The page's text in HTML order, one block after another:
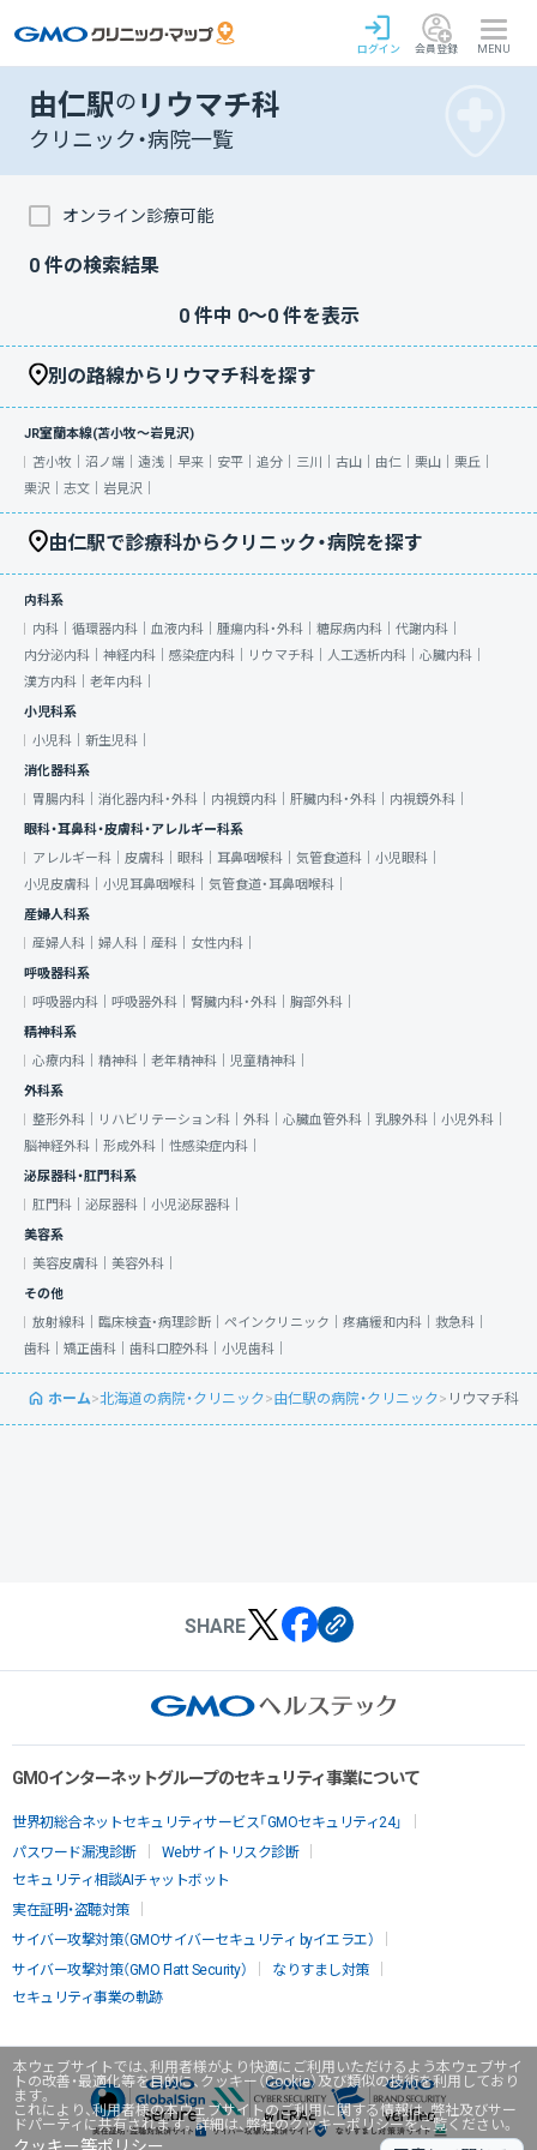
本ウェブサイトでは、利用者様がより快適にご利用いただけるよう本ウェブサイ
トの改善・最適化等を目的に、クッキー（Cookie）及び類似の技術を利用しており
ます。
これにより、利用者様の本ウェブサイトのご利用に関する情報は、弊社及びサー
ドパーティに共有されます。詳細は、弊社のクッキーポリシーをご覧ください。
ログイン 会員登録 MENU
由仁駅の リウマチ科
クリニック・病院一覧
オンライン診療可能
0 件の検索結果
0件中 0〜0件を表示
別の路線からリウマチ科を探す
JR室蘭本線(苫小牧～岩見沢)
苫小牧｜ 沼ノ端｜ 遠浅｜ 早来｜ 安平｜ 追分｜ 三川｜ 古山｜ 由仁｜ 栗山｜ 栗丘｜
栗沢｜ 志文｜ 岩見沢｜
由仁駅で診療科からクリニック・病院を探す
内科系
内科｜ 循環器内科｜ 血液内科｜ 腫瘍内科・外科｜ 糖尿病内科｜ 代謝内科｜
内分泌内科｜ 神経内科｜ 感染症内科｜ リウマチ科｜ 人工透析内科｜ 心臓内科｜
漢方内科｜ 老年内科｜
小児科系
小児科｜ 新生児科｜
消化器科系
胃腸内科｜ 消化器内科・外科｜ 内視鏡内科｜ 肝臓内科・外科｜ 内視鏡外科｜
眼科・耳鼻科・皮膚科・アレルギー科系
アレルギー科｜ 皮膚科｜ 眼科｜ 耳鼻咽喉科｜ 気管食道科｜ 小児眼科｜
小児皮膚科｜ 小児耳鼻咽喉科｜ 気管食道・耳鼻咽喉科｜
産婦人科系
産婦人科｜ 婦人科｜ 産科｜ 女性内科｜
呼吸器科系
呼吸器内科｜ 呼吸器外科｜ 腎臓内科・外科｜ 胸部外科｜
精神科系
心療内科｜ 精神科｜ 老年精神科｜ 児童精神科｜
外科系
整形外科｜
リハビリテーション科｜ 外科｜ 心臓血管外科｜ 乳腺外科｜ 小児外科｜
脳神経外科｜ 形成外科｜ 性感染症内科｜
泌尿器科・肛門科系
肛門科｜ 泌尿器科｜ 小児泌尿器科｜
美容系
美容皮膚科｜ 美容外科｜
その他
放射線科｜ 臨床検査・病理診断｜ ペインクリニック｜ 疼痛緩和内科｜ 救急科｜
歯科｜ 矯正歯科｜ 歯科口腔外科｜ 小児歯科｜
ホーム>北海道の病院・クリニック>由仁駅の病院・クリニック> リウマチ科
SHARE
GMOインターネットグループのセキュリティ事業について
世界初総合ネットセキュリティサービス「GMOセキュリティ24」
パスワード漏洩診断
Webサイトリスク診断
セキュリティ相談AIチャットボット
実在証明・盗聴対策
サイバー攻撃対策（GMOサイバーセキュリティ byイエラエ）
サイバー攻撃対策（GMO Flatt Security）
なりすまし対策
セキュリティ事業の軌跡